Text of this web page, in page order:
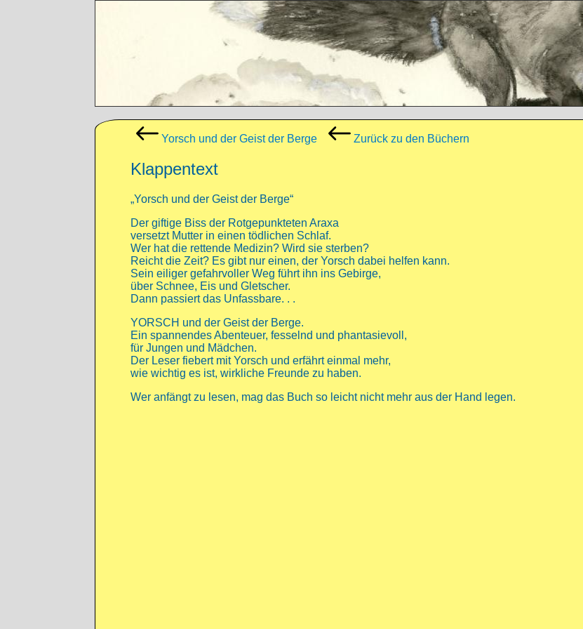
Yorsch und der Geist der Berge Zurück zu den Büchern
Klappentext
„Yorsch und der Geist der Berge“
Der giftige Biss der Rotgepunkteten Araxa
versetzt Mutter in einen tödlichen Schlaf.
Wer hat die rettende Medizin? Wird sie sterben?
Reicht die Zeit? Es gibt nur einen, der Yorsch dabei helfen kann.
Sein eiliger gefahrvoller Weg führt ihn ins Gebirge,
über Schnee, Eis und Gletscher.
Dann passiert das Unfassbare. . .
YORSCH und der Geist der Berge.
Ein spannendes Abenteuer, fesselnd und phantasievoll,
für Jungen und Mädchen.
Der Leser fiebert mit Yorsch und erfährt einmal mehr,
wie wichtig es ist, wirkliche Freunde zu haben.
Wer anfängt zu lesen, mag das Buch so leicht nicht mehr aus der Hand legen.